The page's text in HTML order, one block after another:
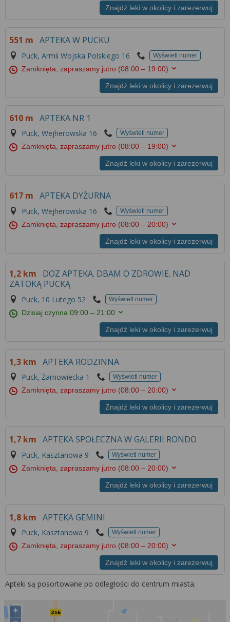
Znajdź leki w okolicy i zarezerwuj
551 m APTEKA W PUCKU
Puck, Armii Wojska Polskiego 16 Wyświetl numer
Zamknięta, zapraszamy jutro (08:00 – 19:00)
Znajdź leki w okolicy i zarezerwuj
610 m APTEKA NR 1
Puck, Wejherowska 16 Wyświetl numer
Zamknięta, zapraszamy jutro (08:00 – 19:00)
Znajdź leki w okolicy i zarezerwuj
617 m APTEKA DYŻURNA
Puck, Wejherowska 16 Wyświetl numer
Zamknięta, zapraszamy jutro (08:00 – 20:00)
Znajdź leki w okolicy i zarezerwuj
1,2 km
DOZ APTEKA. DBAM O ZDROWIE. NAD
ZATOKĄ PUCKĄ
Puck, 10 Lutego 52 Wyświetl numer
Dzisiaj czynna09:00 – 21:00
Znajdź leki w okolicy i zarezerwuj
1,3 km APTEKA RODZINNA
Puck, Żarnowiecka 1 Wyświetl numer
Zamknięta, zapraszamy jutro (08:00 – 20:00)
Znajdź leki w okolicy i zarezerwuj
1,7 km APTEKA SPOŁECZNA W GALERII RONDO
Puck, Kasztanowa 9 Wyświetl numer
Zamknięta, zapraszamy jutro (08:00 – 20:00)
Znajdź leki w okolicy i zarezerwuj
1,8 km APTEKA GEMINI
Puck, Kasztanowa 9 Wyświetl numer
Zamknięta, zapraszamy jutro (08:00 – 20:00)
Znajdź leki w okolicy i zarezerwuj
Apteki są posortowane po odległości do centrum miasta.
+